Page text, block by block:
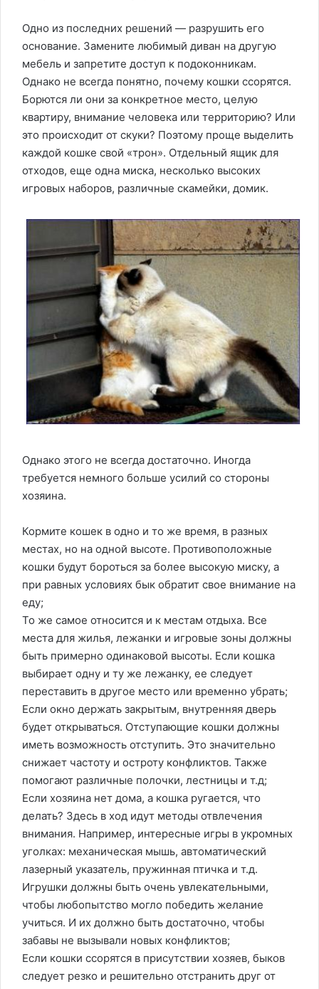
Одно из последних решений — разрушить его
основание. Замените любимый диван на другую
мебель и запретите доступ к подоконникам.
Однако не всегда понятно, почему кошки ссорятся.
Борются ли они за конкретное место, целую
квартиру, внимание человека или территорию? Или
это происходит от скуки? Поэтому проще выделить
каждой кошке свой «трон». Отдельный ящик для
отходов, еще одна миска, несколько высоких
игровых наборов, различные скамейки, домик.
Однако этого не всегда достаточно. Иногда
требуется немного больше усилий со стороны
хозяина.
Кормите кошек в одно и то же время, в разных
местах, но на одной высоте. Противоположные
кошки будут бороться за более высокую миску, а
при равных условиях бык обратит свое внимание на
еду;
То же самое относится и к местам отдыха. Все
места для жилья, лежанки и игровые зоны должны
быть примерно одинаковой высоты. Если кошка
выбирает одну и ту же лежанку, ее следует
переставить в другое место или временно убрать;
Если окно держать закрытым, внутренняя дверь
будет открываться. Отступающие кошки должны
иметь возможность отступить. Это значительно
снижает частоту и остроту конфликтов. Также
помогают различные полочки, лестницы и т.д;
Если хозяина нет дома, а кошка ругается, что
делать? Здесь в ход идут методы отвлечения
внимания. Например, интересные игры в укромных
уголках: механическая мышь, автоматический
лазерный указатель, пружинная птичка и т.д.
Игрушки должны быть очень увлекательными,
чтобы любопытство могло победить желание
учиться. И их должно быть достаточно, чтобы
забавы не вызывали новых конфликтов;
Если кошки ссорятся в присутствии хозяев, быков
следует резко и решительно отстранить друг от